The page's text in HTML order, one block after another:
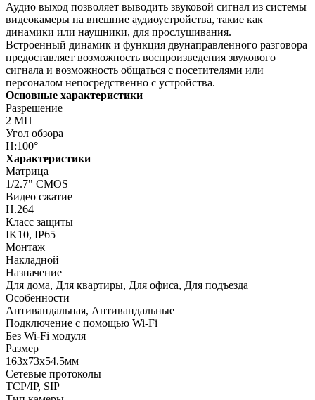
Аудио выход позволяет выводить звуковой сигнал из системы
видеокамеры на внешние аудиоустройства, такие как
динамики или наушники, для прослушивания.
Встроенный динамик и функция двунаправленного разговора
предоставляет возможность воспроизведения звукового
сигнала и возможность общаться с посетителями или
персоналом непосредственно с устройства.
Основные характеристики
Разрешение
2 МП
Угол обзора
H:100°
Характеристики
Матрица
1/2.7" CMOS
Видео сжатие
H.264
Класс защиты
IK10, IP65
Монтаж
Накладной
Назначение
Для дома, Для квартиры, Для офиса, Для подъезда
Особенности
Антивандальная, Антивандальные
Подключение с помощью Wi-Fi
Без Wi-Fi модуля
Размер
163х73х54.5мм
Сетевые протоколы
TCP/IP, SIP